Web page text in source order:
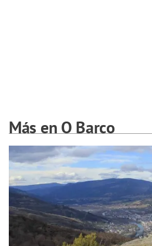
Más en O Barco